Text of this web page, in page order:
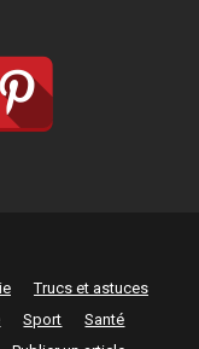
Trucs et astuces
Sport
Santé